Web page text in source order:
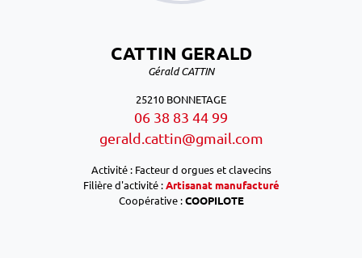
CATTIN GERALD
Gérald CATTIN
25210 BONNETAGE
06 38 83 44 99
gerald.cattin@gmail.com
Activité : Facteur d orgues et clavecins
Filière d'activité : Artisanat manufacturé
Coopérative : COOPILOTE